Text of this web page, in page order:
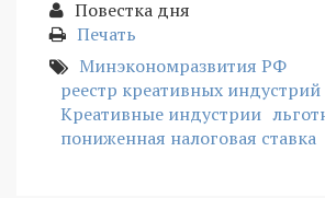
Повестка дня
Печать
Минэкономразвития РФ
реестр креативных индустрий
Креативные индустрии
пониженная налоговая ставка